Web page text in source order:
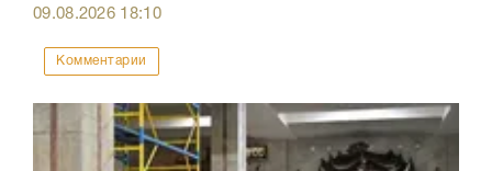
09.08.2026 18:10
Комментарии